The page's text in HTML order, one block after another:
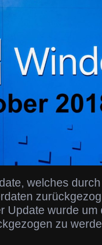
welches
Update wurde
zu